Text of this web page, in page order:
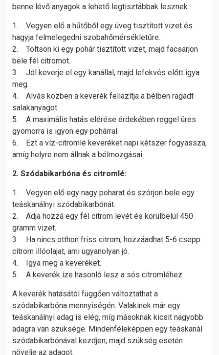
benne lévő anyagok a lehető legtisztábbak lesznek.
1. Vegyen elő a hűtőből egy üveg tisztított vizet és
hagyja felmelegedni szobahőmérsékletűre.
2. Töltsön ki egy pohár tisztított vizet, majd facsarjon
bele fél citromot.
3. Jól keverje el egy kanállal, majd lefekvés előtt igya
meg.
4. Alvás közben a keverék fellazítja a bélben ragadt
salakanyagot.
5. A maximális hatás elérése érdekében reggel üres
gyomorra is igyon egy pohárral.
6. Ezt a víz-citromlé keveréket napi kétszer fogyassza,
amíg helyre nem állnak a bélmozgásai.
2. Szódabikarbóna és citromlé:
1. Vegyen elő egy nagy poharat és szórjon bele egy
teáskanálnyi szódabikarbónát.
2. Adja hozzá egy fél citrom levét és körülbelül 450
gramm vizet.
3. Ha nincs otthon friss citrom, hozzáadhat 5-6 csepp
citrom illóolajat, ami ugyanolyan jó.
4. Igya meg a keveréket.
5. A keverék íze hasonló lesz a sós citromléhez.
A keverék hatásától függően változtathat a
szódabikarbóna mennyiségén. Valakinek már egy
teáskanálnyi adag is elég, míg másoknak kicsit nagyobb
adagra van szüksége. Mindenféleképpen egy teáskanál
szódabikarbónával kezdjen, majd szükség esetén
növelje az adagot.